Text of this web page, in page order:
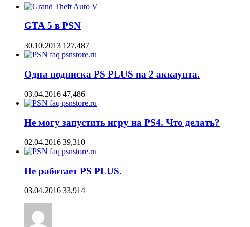
GTA 5 в PSN
30.10.2013 127,487
Одна подписка PS PLUS на 2 аккаунта.
03.04.2016 47,486
Не могу запустить игру на PS4. Что делать?
02.04.2016 39,310
Не работает PS PLUS.
03.04.2016 33,914